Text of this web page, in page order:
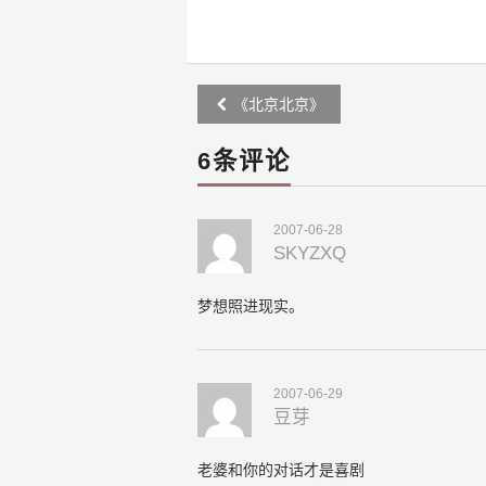
Post
navigation
《北京北京》
6条评论
2007-06-28
SKYZXQ
梦想照进现实。
2007-06-29
豆芽
老婆和你的对话才是喜剧